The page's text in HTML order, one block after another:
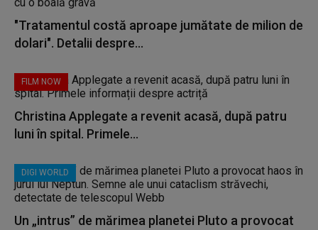
"Tratamentul costă aproape jumătate de milion de
dolari". Detalii despre...
FILM NOW
Christina Applegate a revenit acasă, după patru
luni în spital. Primele...
DIGI WORLD
Un „intrus” de mărimea planetei Pluto a provocat